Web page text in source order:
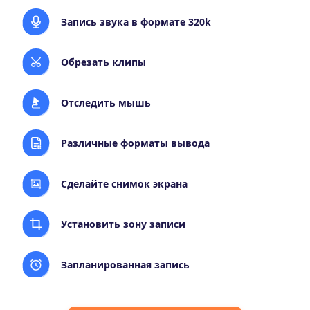
Запись звука в формате 320k
Обрезать клипы
Отследить мышь
Различные форматы вывода
Сделайте снимок экрана
Установить зону записи
Запланированная запись